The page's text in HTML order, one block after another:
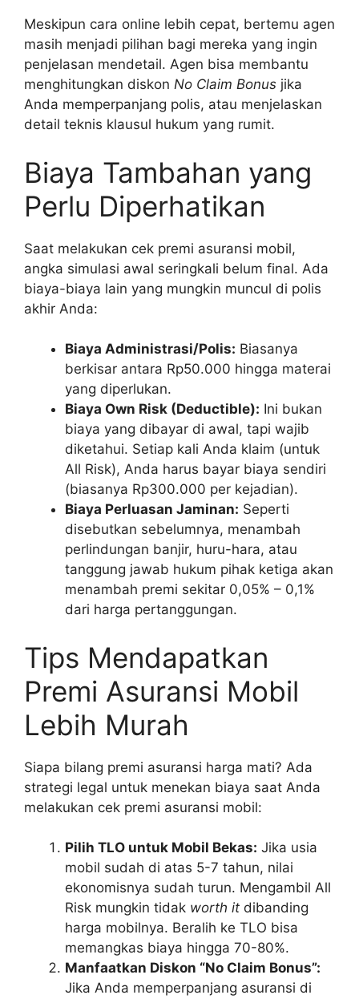
Meskipun cara online lebih cepat, bertemu agen
masih menjadi pilihan bagi mereka yang ingin
penjelasan mendetail. Agen bisa membantu
menghitungkan diskon No Claim Bonus jika
Anda memperpanjang polis, atau menjelaskan
detail teknis klausul hukum yang rumit.
Biaya Tambahan yang
Perlu Diperhatikan
Saat melakukan cek premi asuransi mobil,
angka simulasi awal seringkali belum final. Ada
biaya-biaya lain yang mungkin muncul di polis
akhir Anda:
Biaya Administrasi/Polis: Biasanya
berkisar antara Rp50.000 hingga materai
yang diperlukan.
Biaya Own Risk (Deductible): Ini bukan
biaya yang dibayar di awal, tapi wajib
diketahui. Setiap kali Anda klaim (untuk
All Risk), Anda harus bayar biaya sendiri
(biasanya Rp300.000 per kejadian).
Biaya Perluasan Jaminan: Seperti
disebutkan sebelumnya, menambah
perlindungan banjir, huru-hara, atau
tanggung jawab hukum pihak ketiga akan
menambah premi sekitar 0,05% – 0,1%
dari harga pertanggungan.
Tips Mendapatkan
Premi Asuransi Mobil
Lebih Murah
Siapa bilang premi asuransi harga mati? Ada
strategi legal untuk menekan biaya saat Anda
melakukan cek premi asuransi mobil:
Pilih TLO untuk Mobil Bekas: Jika usia
mobil sudah di atas 5-7 tahun, nilai
ekonomisnya sudah turun. Mengambil All
Risk mungkin tidak worth it dibanding
harga mobilnya. Beralih ke TLO bisa
memangkas biaya hingga 70-80%.
Manfaatkan Diskon “No Claim Bonus”:
Jika Anda memperpanjang asuransi di